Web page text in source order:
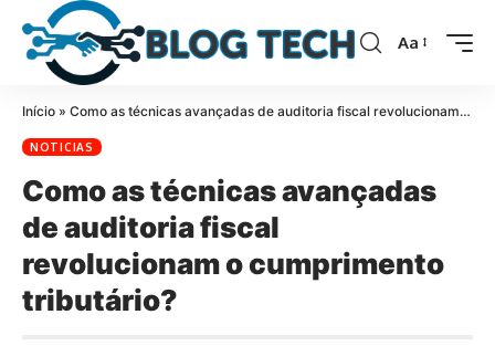
Aa
Início » Como as técnicas avançadas de auditoria fiscal revolucionam o cumprimento tributário?
NOTICIAS
Como as técnicas avançadas
de auditoria fiscal
revolucionam o cumprimento
tributário?